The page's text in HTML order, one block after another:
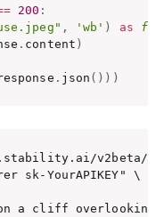
200 :
, 'wb' ) as
. content )
. json ( ) ) )
v2beta/
sk-YourAPIKEY" \
a cliff overlooking